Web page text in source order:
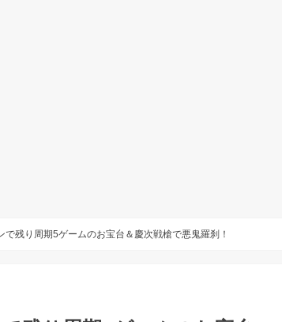
で残り周期5ゲームのお宝台＆慶次戦槍で悪鬼羅刹！